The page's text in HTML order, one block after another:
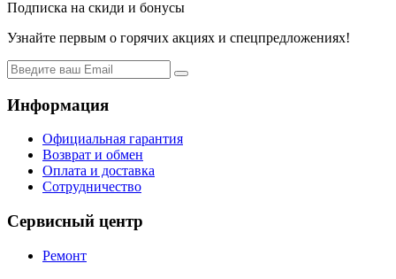
Подписка на скиди и бонусы
Узнайте первым о горячих акциях и спецпредложениях!
Информация
Официальная гарантия
Возврат и обмен
Оплата и доставка
Сотрудничество
Сервисный центр
Ремонт